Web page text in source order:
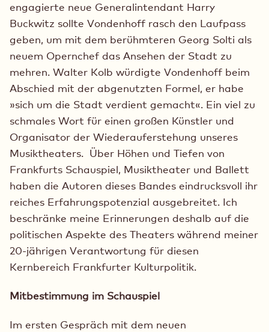
engagierte neue Generalintendant Harry
Buckwitz sollte Vondenhoff rasch den Laufpass
geben, um mit dem berühmteren Georg Solti als
neuem Opernchef das Ansehen der Stadt zu
mehren. Walter Kolb würdigte Vondenhoff beim
Abschied mit der abgenutzten Formel, er habe
»sich um die Stadt verdient gemacht«. Ein viel zu
schmales Wort für einen großen Künstler und
Organisator der Wiederauferstehung unseres
Musiktheaters. Über Höhen und Tiefen von
Frankfurts Schauspiel, Musiktheater und Ballett
haben die Autoren dieses Bandes eindrucksvoll ihr
reiches Erfahrungspotenzial ausgebreitet. Ich
beschränke meine Erinnerungen deshalb auf die
politischen Aspekte des Theaters während meiner
20-jährigen Verantwortung für diesen
Kernbereich Frankfurter Kulturpolitik.
Mitbestimmung im Schauspiel
Im ersten Gespräch mit dem neuen